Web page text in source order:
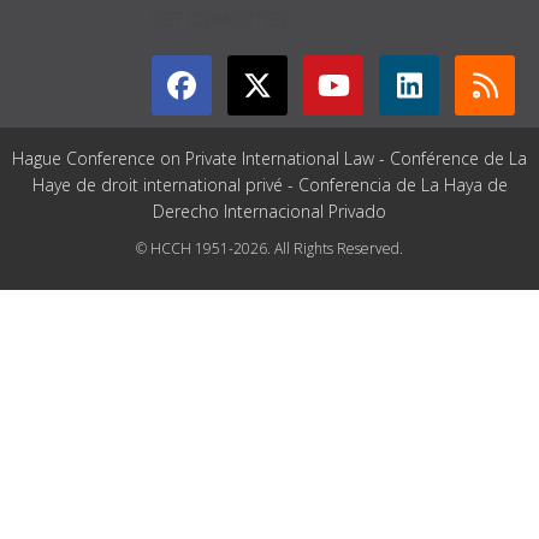
Hague Conference on Private International Law - Conférence de La
Haye de droit international privé - Conferencia de La Haya de
Derecho Internacional Privado
© HCCH 1951-2026. All Rights Reserved.